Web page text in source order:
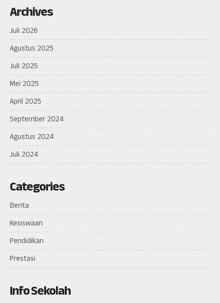
Archives
Juli 2026
Agustus 2025
Juli 2025
Mei 2025
April 2025
September 2024
Agustus 2024
Juli 2024
Categories
Berita
Kesiswaan
Pendidikan
Prestasi
Info Sekolah